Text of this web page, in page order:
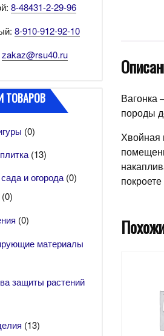
8-48431-2-29-96
8-910-912-92-10
zakaz@rsu40.ru
ТОВАРОВ
(0)
(13)
и огорода (0)
(0)
(0)
материалы
защиты растений
(13)
Вагонка
породы
Хвойная